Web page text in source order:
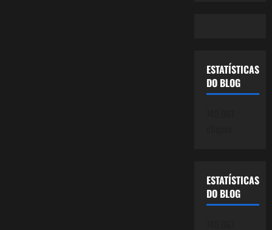
ESTATÍSTICAS
DO BLOG
ESTATÍSTICAS
DO BLOG